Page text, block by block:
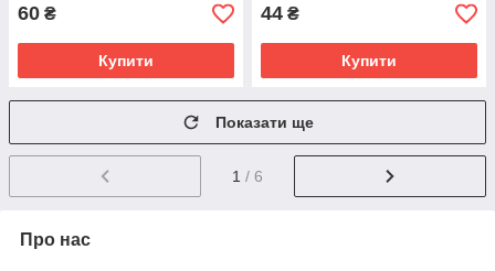
60 ₴
Купити
44 ₴
Купити
Показати ще
1 / 6
Про нас